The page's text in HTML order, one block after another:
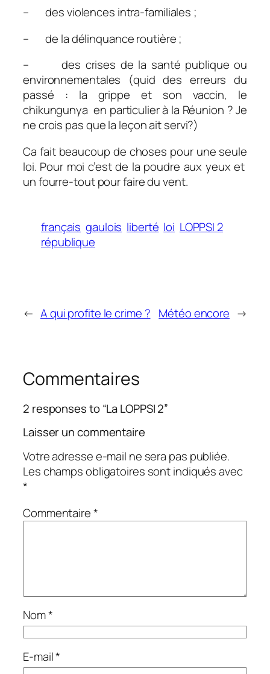
– des violences intra-familiales ;
– de la délinquance routière ;
– des crises de la santé publique ou
environnementales (quid des erreurs du
passé : la grippe et son vaccin, le
chikungunya en particulier à la Réunion ? Je
ne crois pas que la leçon ait servi?)
Ca fait beaucoup de choses pour une seule
loi. Pour moi c’est de la poudre aux yeux et
un fourre-tout pour faire du vent.
français gaulois liberté loi LOPPSI 2
république
← A qui profite le crime ? Météo encore →
Commentaires
2 responses to “La LOPPSI 2”
Laisser un commentaire
Votre adresse e-mail ne sera pas publiée.
Les champs obligatoires sont indiqués avec
*
Commentaire*
Nom*
E-mail*